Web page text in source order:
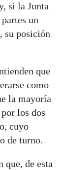
si la Junta
un
su posición
que
como
la mayoría
los dos
cuyo
de turno.
que, de esta